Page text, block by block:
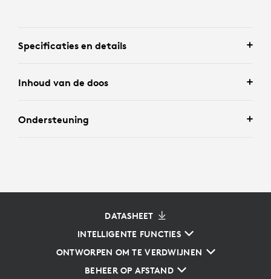
Specificaties en details
Inhoud van de doos
Ondersteuning
DATASHEET
INTELLIGENTE FUNCTIES
ONTWORPEN OM TE VERDWIJNEN
BEHEER OP AFSTAND